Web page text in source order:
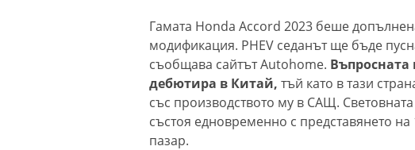
Гамата Honda Accord 2023 беше
модификация. PHEV седанът ще бъде
съобщава сайтът Autohome. Въпросната
дебютира в Китай, тъй като в тази
със производството му в САЩ.
състоя едновременно с представянето
пазар.